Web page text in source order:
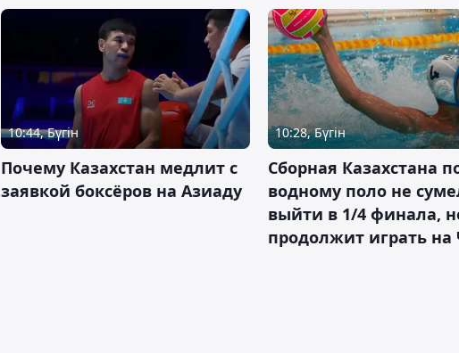
10:44, Бүгін
Почему Казахстан медлит с
заявкой боксёров на Азиаду
10:28, Бүгін
Сборная Казахстана
водному поло не
выйти в 1/4 финала,
продолжит играть